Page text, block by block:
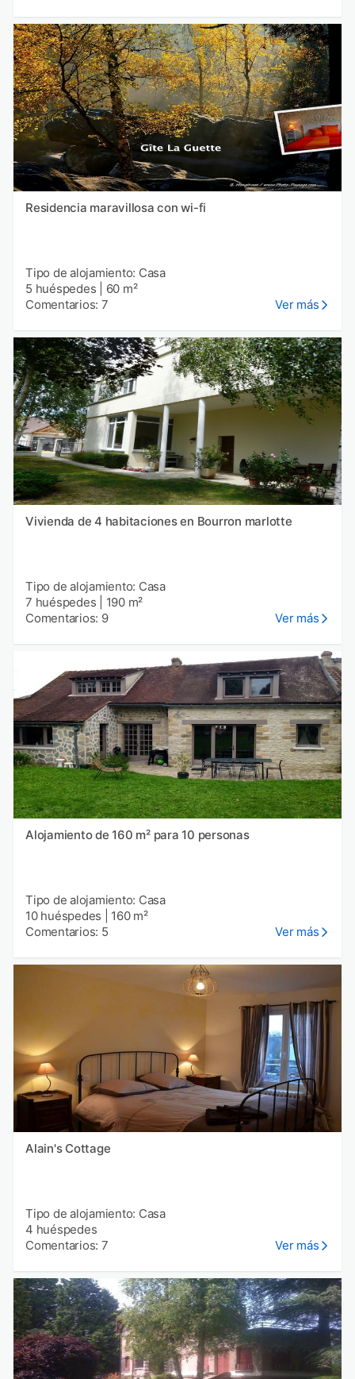
Residencia maravillosa con wi-fi
Tipo de alojamiento: Casa
5 huéspedes
60 m²
Comentarios: 7
Ver más
Vivienda de 4 habitaciones en Bourron marlotte
Tipo de alojamiento: Casa
7 huéspedes
190 m²
Comentarios: 9
Ver más
Alojamiento de 160 m² para 10 personas
Tipo de alojamiento: Casa
10 huéspedes
160 m²
Comentarios: 5
Ver más
Alain's Cottage
Tipo de alojamiento: Casa
4 huéspedes
Comentarios: 7
Ver más